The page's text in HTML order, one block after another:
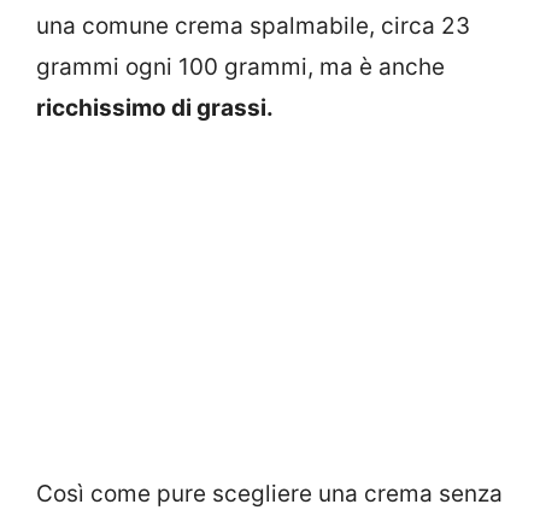
una comune crema spalmabile, circa 23
grammi ogni 100 grammi, ma è anche
ricchissimo di grassi.
Così come pure scegliere una crema senza